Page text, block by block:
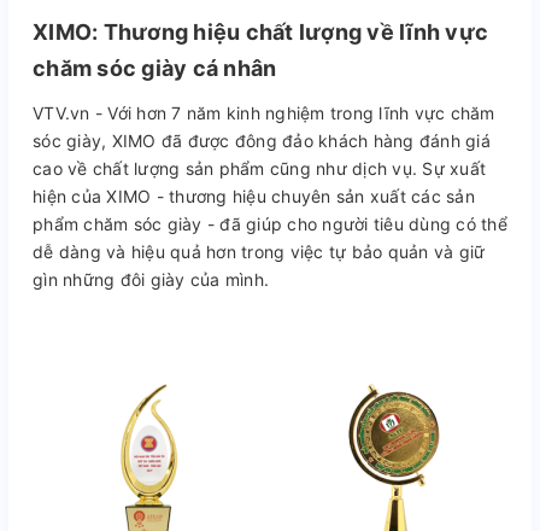
XIMO: Thương hiệu chất lượng về lĩnh vực
chăm sóc giày cá nhân
VTV.vn - Với hơn 7 năm kinh nghiệm trong lĩnh vực chăm
sóc giày, XIMO đã được đông đảo khách hàng đánh giá
cao về chất lượng sản phẩm cũng như dịch vụ. Sự xuất
hiện của XIMO - thương hiệu chuyên sản xuất các sản
phẩm chăm sóc giày - đã giúp cho người tiêu dùng có thể
dễ dàng và hiệu quả hơn trong việc tự bảo quản và giữ
gìn những đôi giày của mình.